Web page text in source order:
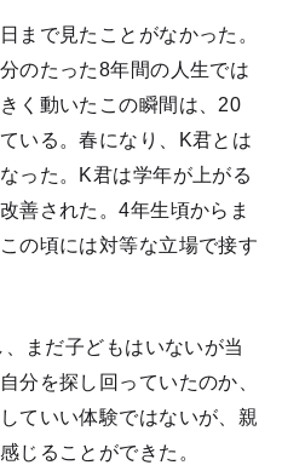
まで見たことがなかった。
のたった8年間の人生では
く動いたこの瞬間は、20
いる。春になり、K君とは
った。K君は学年が上がる
善された。4年生頃からま
の頃には対等な立場で接す
まだ子どもはいないが当
分を探し回っていたのか、
ていい体験ではないが、親
じることができた。